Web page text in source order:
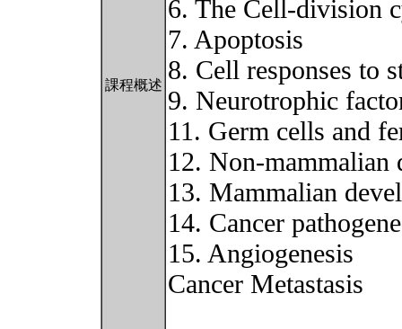
課程概述
6. The Cell-division
7. Apoptosis
8. Cell responses to
9. Neurotrophic
11. Germ cells and
12. Non-mammalian
13. Mammalian
14. Cancer
15. Angiogenesis
Cancer Metastasis